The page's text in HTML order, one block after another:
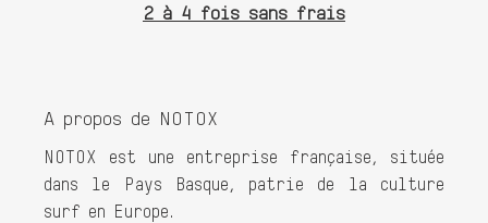
2 à 4 fois sans frais
A propos de NOTOX
NOTOX est une entreprise française, située
dans le Pays Basque, patrie de la culture
surf en Europe.